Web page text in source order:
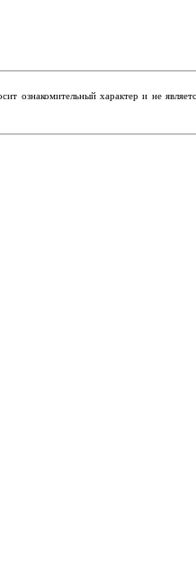
ознакомительный характер и не